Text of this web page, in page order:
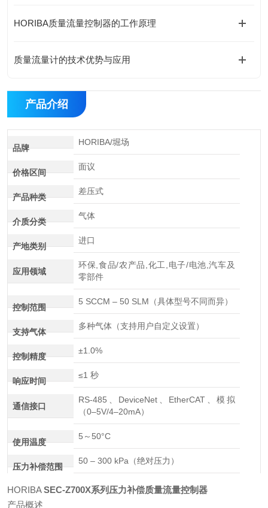
HORIBA质量流量控制器的工作原理
质量流量计的技术优势与应用
产品介绍
品牌
HORIBA/堀场
价格区间
面议
产品种类
差压式
介质分类
气体
产地类别
进口
应用领域
环保,食品/农产品,化工,电子/电池,汽车及
零部件
控制范围
5 SCCM – 50 SLM（具体型号不同而异）
支持气体
多种气体（支持用户自定义设置）
控制精度
±1.0%
响应时间
≤1 秒
通信接口
RS-485、DeviceNet、EtherCAT、模拟
（0–5V/4–20mA）
使用温度
5～50°C
压力补偿范围
50 – 300 kPa（绝对压力）
HORIBASEC-Z700X系列压力补偿质量流量控制器
产品概述